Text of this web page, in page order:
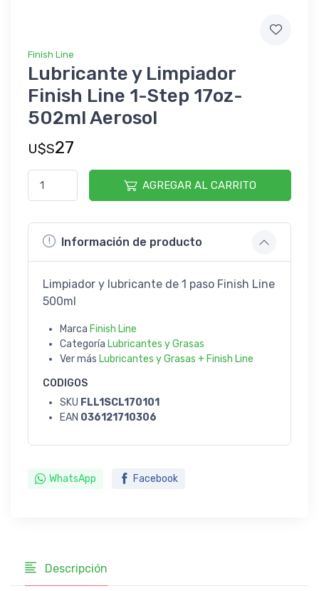
Finish Line
Lubricante y Limpiador
Finish Line 1-Step 17oz-
502ml Aerosol
U$S27
AGREGAR AL CARRITO
Información de producto
Limpiador y lubricante de 1 paso Finish Line
500ml
Marca Finish Line
Categoría Lubricantes y Grasas
Ver más Lubricantes y Grasas + Finish Line
CODIGOS
SKU FLL1SCL170101
EAN 036121710306
WhatsApp Facebook
Descripción